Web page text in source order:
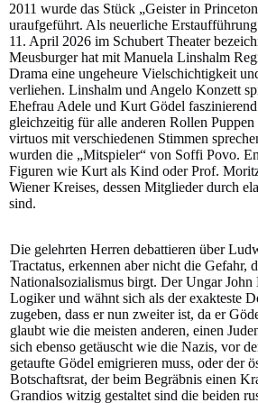
2011 wurde das Stück „Geister in
uraufgeführt. Als neuerliche
11. April 2026 im Schubert Theater
Meusburger hat mit Manuela Linshalm
Drama eine ungeheure Vielschichtigkeit
verliehen. Linshalm und Angelo Konzett
Ehefrau Adele und Kurt Gödel
gleichzeitig für alle anderen Rollen
virtuos mit verschiedenen Stimmen
wurden die „Mitspieler“ von Soffi Povo.
Figuren wie Kurt als Kind oder Prof.
Wiener Kreises, dessen Mitglieder durch
sind.
Die gelehrten Herren debattieren über
Tractatus, erkennen aber nicht die Gefahr,
Nationalsozialismus birgt. Der Ungar John
Logiker und wähnt sich als der exakteste
zugeben, dass er nun zweiter ist, da er
glaubt wie die meisten anderen, einen
sich ebenso getäuscht wie die Nazis, vor
getaufte Gödel emigrieren muss, oder der
Botschaftsrat, der beim Begräbnis einen
Grandios witzig gestaltet sind die beiden